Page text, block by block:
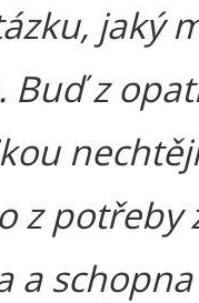
jaký
Buď z
z potřeby
a schopna